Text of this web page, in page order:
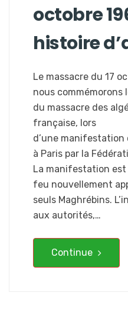
octobre
histoire
Le massacre du 17
nous commémorons
du massacre des
française, lors
d’une manifestation
à Paris par la
La manifestation
feu nouvellement
seuls Maghrébins.
aux autorités,…
Continue